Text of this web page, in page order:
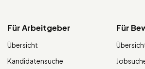
Für Arbeitgeber
Übersicht
Kandidatensuche
Für